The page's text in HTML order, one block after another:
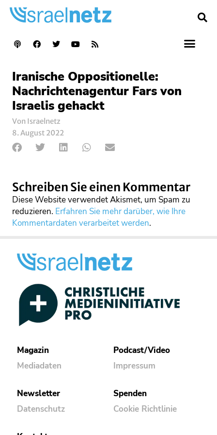
Iranische Oppositionelle:
Nachrichtenagentur Fars von
Israelis gehackt
Von Israelnetz
8. August 2022
Schreiben Sie einen Kommentar
Diese Website verwendet Akismet, um Spam zu
reduzieren. Erfahren Sie mehr darüber, wie Ihre
Kommentardaten verarbeitet werden.
Magazin
Mediadaten
Podcast/Video
Impressum
Newsletter
Datenschutz
Spenden
Cookie Richtlinie